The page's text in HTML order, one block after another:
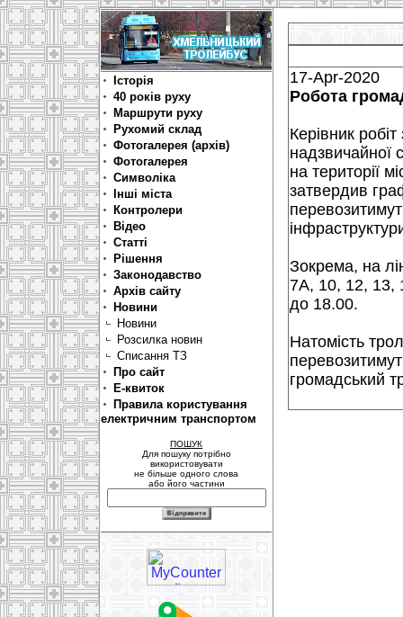
Історія
40 років руху
Маршрути руху
Рухомий склад
Фотогалерея (архів)
Фотогалерея
Символіка
Інші міста
Контролери
Відео
Статті
Рішення
Законодавство
Архів сайту
Новини
Новини
Розсилка новин
Списання ТЗ
Про сайт
Е-квиток
Правила користування
електричним транспортом
ПОШУК
Для пошуку потрібно
використовувати
не більше одного слова
або його частини
17-Apr-2020
Робота
Керівник робіт
надзвичайної
на території
затвердив
Зокрема, на
7А, 10, 12, 13,
до 18.00.
Натомість
громадський